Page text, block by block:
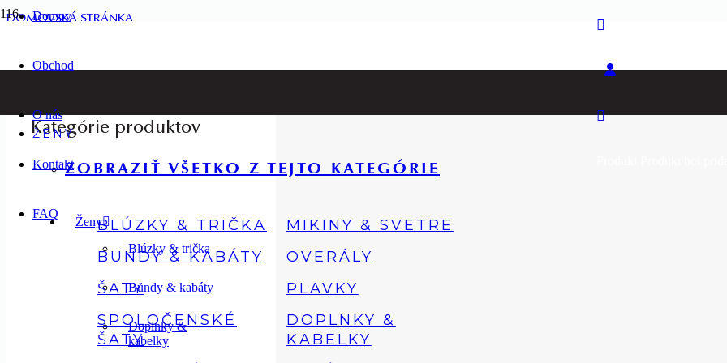
Domov
Obchod
O nás
Kontakt
FAQ
ŽENY
ZOBRAZIŤ VŠETKO Z TEJTO KATEGÓRIE
BLÚZKY & TRIČKA
BUNDY & KABÁTY
ŠATY
SPOLOČENSKÉ
ŠATY
MIKINY & SVETRE
OVERÁLY
PLAVKY
DOPLNKY &
KABELKY
DOMOVSKÁ STRÁNKA
OBCHOD
Kategórie produktov
Ženy
Blúzky & trička
Bundy & kabáty
Doplnky &
kabelky